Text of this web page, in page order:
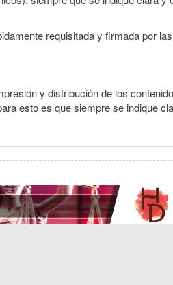
requisitada y firmada por
y distribución de los
esto es que siempre se indique